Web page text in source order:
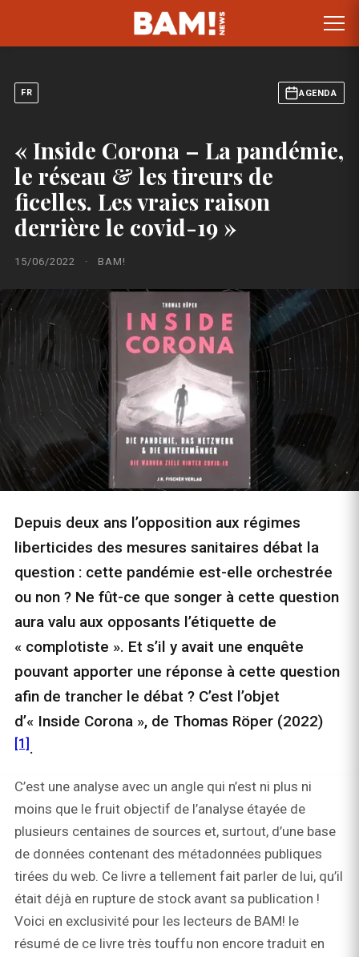
FR AGENDA
« Inside Corona – La pandémie,
le réseau & les tireurs de
ficelles. Les vraies raison
derrière le covid-19 »
15/06/2022 · BAM!
Depuis deux ans l’opposition aux régimes
liberticides des mesures sanitaires débat la
question : cette pandémie est-elle orchestrée
ou non ? Ne fût-ce que songer à cette question
aura valu aux opposants l’étiquette de
« complotiste ». Et s’il y avait une enquête
pouvant apporter une réponse à cette question
afin de trancher le débat ? C’est l’objet
d’« Inside Corona », de Thomas Röper (2022)
[1] .
C’est une analyse avec un angle qui n’est ni plus ni
moins que le fruit objectif de l’analyse étayée de
plusieurs centaines de sources et, surtout, d’une base
de données contenant des métadonnées publiques
tirées du web. Ce livre a tellement fait parler de lui, qu’il
était déjà en rupture de stock avant sa publication !
Voici en exclusivité pour les lecteurs de BAM! le
résumé de ce livre très touffu non encore traduit en